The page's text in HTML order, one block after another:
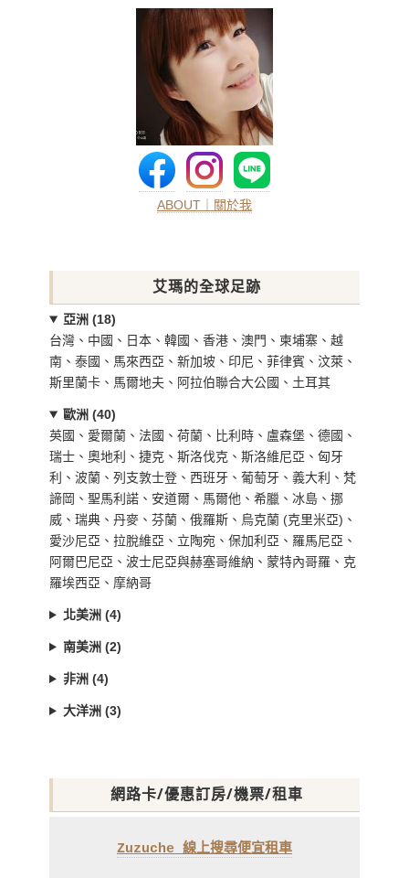
ABOUT｜關於我
艾瑪的全球足跡
亞洲 (18)
台灣、中國、日本、韓國、香港、澳門、柬埔寨、越
南、泰國、馬來西亞、新加坡、印尼、菲律賓、汶萊、
斯里蘭卡、馬爾地夫、阿拉伯聯合大公國、土耳其
歐洲 (40)
英國、愛爾蘭、法國、荷蘭、比利時、盧森堡、德國、
瑞士、奧地利、捷克、斯洛伐克、斯洛維尼亞、匈牙
利、波蘭、列支敦士登、西班牙、葡萄牙、義大利、梵
諦岡、聖馬利諾、安道爾、馬爾他、希臘、冰島、挪
威、瑞典、丹麥、芬蘭、俄羅斯、烏克蘭 (克里米亞)、
愛沙尼亞、拉脫維亞、立陶宛、保加利亞、羅馬尼亞、
阿爾巴尼亞、波士尼亞與赫塞哥維納、蒙特內哥羅、克
羅埃西亞、摩納哥
北美洲 (4)
南美洲 (2)
非洲 (4)
大洋洲 (3)
網路卡/優惠訂房/機票/租車
Zuzuche 線上搜尋便宜租車